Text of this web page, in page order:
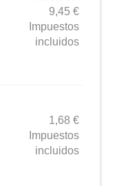
9,45 €
Impuestos
incluidos
1,68 €
Impuestos
incluidos